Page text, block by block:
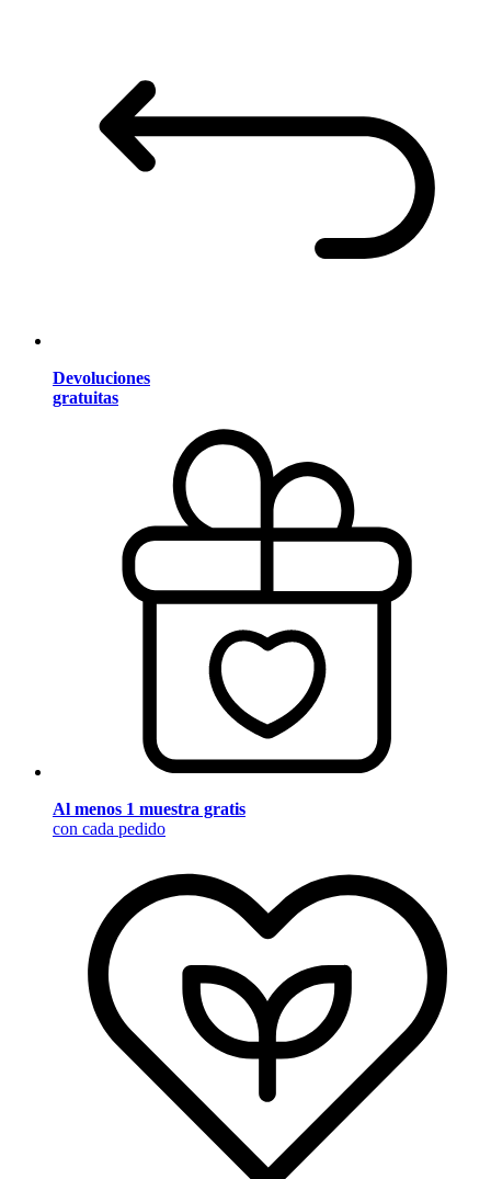
Devoluciones
gratuitas
Al menos 1 muestra gratis
con cada pedido